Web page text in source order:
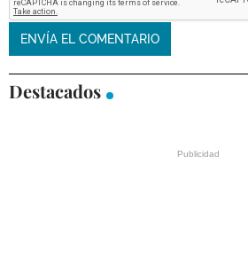
Destacados